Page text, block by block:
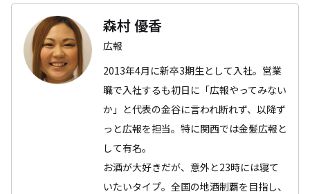
森村 優香
広報
2013年4月に新卒3期生として入社。営業
職で入社するも初日に「広報やってみない
か」と代表の金谷に言われ断れず、以降ず
っと広報を担当。特に関西では金髪広報と
して有名。
お酒が大好きだが、意外と23時には寝て
いたいタイプ。全国の地酒制覇を目指し、